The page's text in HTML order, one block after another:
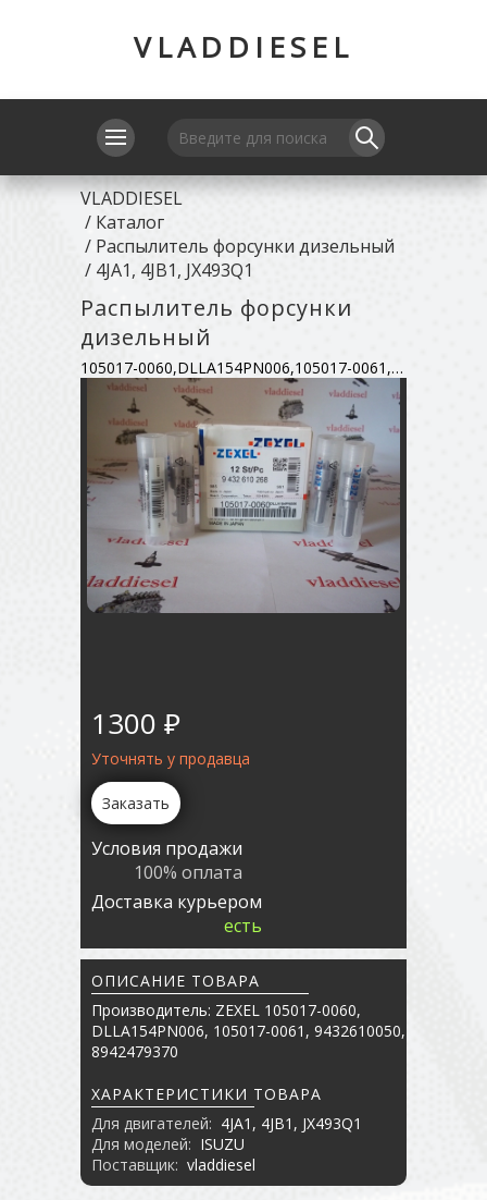
VLADDIESEL
VLADDIESEL
/ Каталог
/ Распылитель форсунки дизельный
/ 4JA1, 4JB1, JX493Q1
Распылитель форсунки
дизельный
105017-0060,DLLA154PN006,105017-0061,9432610050,8942479370
1300 ₽
Уточнять у продавца
Заказать
Условия продажи
100% оплата
Доставка курьером
есть
ОПИСАНИЕ ТОВАРА
Производитель: ZEXEL 105017-0060,
DLLA154PN006, 105017-0061, 9432610050,
8942479370
ХАРАКТЕРИСТИКИ ТОВАРА
Для двигателей: 4JA1, 4JB1, JX493Q1
Для моделей: ISUZU
Поставщик: vladdiesel